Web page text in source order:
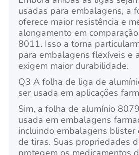
usadas para embalagens, a
oferece maior resistência e
alongamento em
8011. Isso a torna
para embalagens flexíveis e
exigem maior durabilidade.
Q3 A folha de liga de
ser usada em aplicações
Sim, a folha de alumínio
usada em embalagens
incluindo embalagens blister
de tiras. Suas propriedades